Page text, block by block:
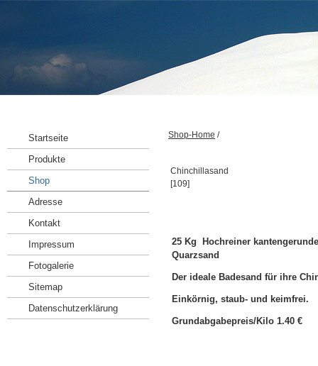
Startseite
Produkte
Shop
Adresse
Kontakt
Impressum
Fotogalerie
Sitemap
Datenschutzerklärung
Shop-Home /
Chinchillasand
[109]
25 Kg Hochreiner
Quarzsand
Der ideale Badesand für ihre
Einkörnig, staub- und keimfrei.
Grundabgabepreis/Kilo 1.40 €